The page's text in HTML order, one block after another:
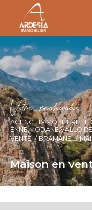
Vore recece
AGENCE IMMOBILÈRE
ENNE,MODANE,VALLOIRE
VENTE
BRAMANS
Maison en